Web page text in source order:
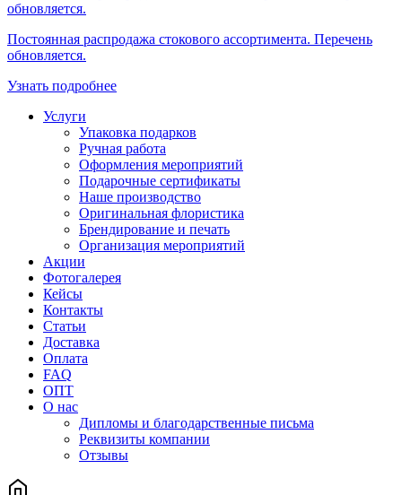
Постоянная распродажа стокового ассортимента. Перечень
обновляется.
Узнать подробнее
Услуги
Упаковка подарков
Ручная работа
Оформления мероприятий
Подарочные сертификаты
Наше производство
Оригинальная флористика
Брендирование и печать
Организация мероприятий
Акции
Фотогалерея
Кейсы
Контакты
Статьи
Доставка
Оплата
FAQ
ОПТ
О нас
Дипломы и благодарственные письма
Реквизиты компании
Отзывы